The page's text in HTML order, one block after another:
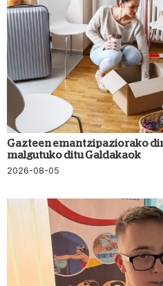
Gazteen emantzipaziorako
malgutuko ditu Galdakaok
2026-08-05